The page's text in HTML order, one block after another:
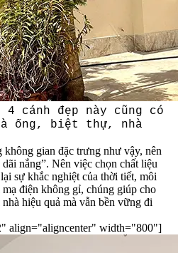
4 cánh đẹp này cũng có
ống, biệt thự, nhà
gian đặc trưng như vậy, nên
nắng”. Nên việc chọn chất liệu
sự khắc nghiệt của thời tiết, môi
điện không gỉ, chúng giúp cho
hiệu quả mà vẫn bền vững đi
align="aligncenter" width="800"]